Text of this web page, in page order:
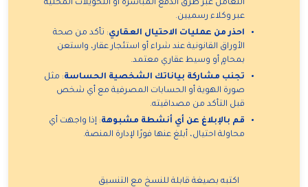
التعامل عبر طرق الدفع المباشرة أو التحويلات المحلية
عبر وكلاء رسميين.
احذر من عمليات الاحتيال العقاري: تأكد من صحة
الأوراق القانونية عند شراء أو استئجار عقار، واستعن
بمحامٍ أو وسيط عقاري معتمد.
تجنب مشاركة بياناتك الشخصية الحساسة: مثل
صورة الهوية أو الحسابات المصرفية مع أي شخص
قبل التأكد من مصداقيته.
قم بالإبلاغ عن أي أنشطة مشبوهة: إذا واجهت أي
محاولة احتيال، أبلغ عنها فورًا لإدارة المنصة.
اكتبه بصيغة قابلة للنسخ مع التنسيق